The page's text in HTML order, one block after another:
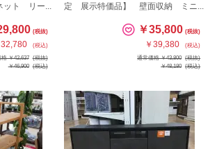
ット リー...
(税抜)
32,780
(税込)
￥42,637 (税抜)
￥46,900 (税込)
定 展示特価品】 壁面収納 ミニ...
￥35,800 (税抜)
￥39,380
(税込)
通常価格 ￥43,800 (税抜)
￥48,180 (税込)